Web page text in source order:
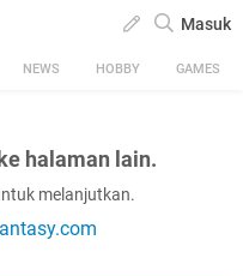
Masuk
NEWS HOBBY GAMES
halaman lain.
melanjutkan.